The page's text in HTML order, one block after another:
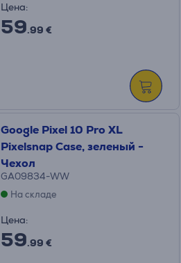
Цена:
59.99 €
Google Pixel 10 Pro XL
Pixelsnap Case, зеленый -
Чехол
GA09834-WW
На складе
Цена:
59.99 €